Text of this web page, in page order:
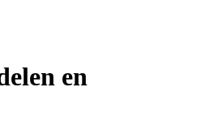
en